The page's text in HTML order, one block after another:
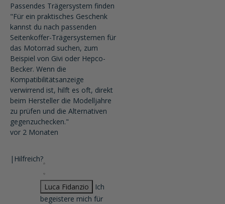
Passendes Trägersystem finden
"Für ein praktisches Geschenk
kannst du nach passenden
Seitenkoffer-Trägersystemen für
das Motorrad suchen, zum
Beispiel von Givi oder Hepco-
Becker. Wenn die
Kompatibilitätsanzeige
verwirrend ist, hilft es oft, direkt
beim Hersteller die Modelljahre
zu prüfen und die Alternativen
gegenzuchecken."
vor 2 Monaten
| Hilfreich?
Luca Fidanzio
Ich
begeistere mich für